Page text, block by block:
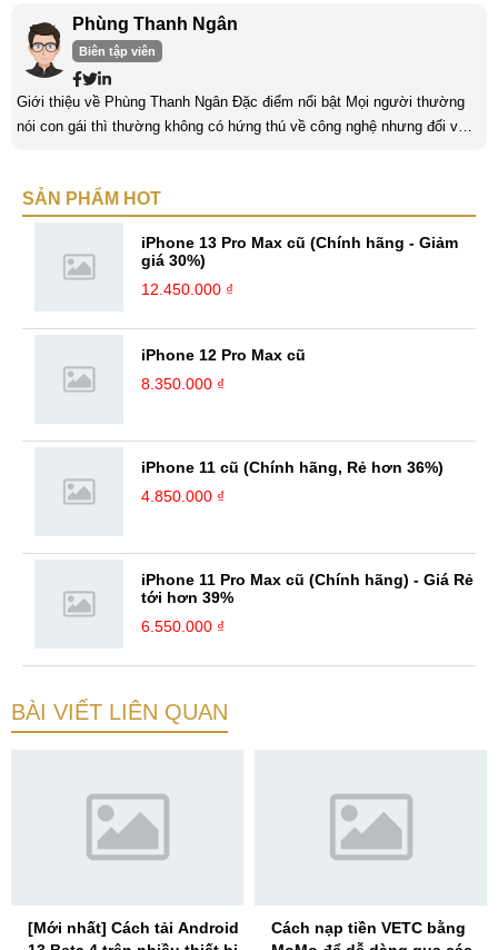
Phùng Thanh Ngân
Biên tập viên
Giới thiệu về Phùng Thanh Ngân Đặc điểm nổi bật Mọi người thường
nói con gái thì thường không có hứng thú về công nghệ nhưng đối với
quan trọng nhất của con gái khi làm về lĩnh vực công nghệ là phải có
SẢN PHẨM HOT
iPhone 13 Pro Max cũ (Chính hãng - Giảm
giá 30%)
12.450.000 ₫
iPhone 12 Pro Max cũ
8.350.000 ₫
iPhone 11 cũ (Chính hãng, Rẻ hơn 36%)
4.850.000 ₫
iPhone 11 Pro Max cũ (Chính hãng) - Giá Rẻ
tới hơn 39%
6.550.000 ₫
BÀI VIẾT LIÊN QUAN
[Mới nhất] Cách tải Android
Cách nạp tiền VETC bằng